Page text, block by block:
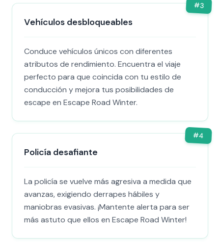
#3
Vehículos desbloqueables
Conduce vehículos únicos con diferentes
atributos de rendimiento. Encuentra el viaje
perfecto para que coincida con tu estilo de
conducción y mejora tus posibilidades de
escape en Escape Road Winter.
#4
Policía desafiante
La policía se vuelve más agresiva a medida que
avanzas, exigiendo derrapes hábiles y
maniobras evasivas. ¡Mantente alerta para ser
más astuto que ellos en Escape Road Winter!